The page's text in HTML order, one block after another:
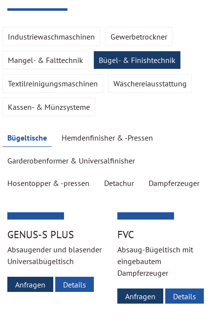
Industriewaschmaschinen Gewerbetrockner
Mangel- & Falttechnik Bügel- & Finishtechnik
Textilreinigungsmaschinen Wäschereiausstattung
Kassen- & Münzsysteme
Bügeltische Hemdenfinisher & -Pressen
Garderobenformer & Universalfinisher
Hosentopper & -pressen Detachur Dampferzeuger
GENUS-S PLUS
Absaugender und blasender
Universalbügeltisch
Anfragen Details
FVC
Absaug-Bügeltisch mit
eingebautem
Dampferzeuger
Anfragen Details